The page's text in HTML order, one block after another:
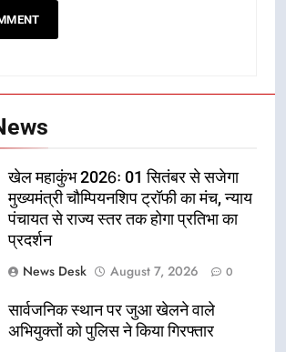
खेल महाकुंभ 2026ः 01 सितंबर से सजेगा
मुख्यमंत्री चौम्पियनशिप ट्रॉफी का मंच, न्याय
पंचायत से राज्य स्तर तक होगा प्रतिभा का
प्रदर्शन
News Desk
August 7, 2026 0
सार्वजनिक स्थान पर जुआ खेलने वाले
अभियुक्तों को पुलिस ने किया गिरफ्तार